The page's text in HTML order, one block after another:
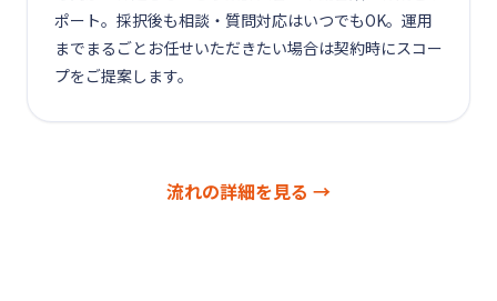
ポート。採択後も相談・質問対応はいつでもOK。運用
までまるごとお任せいただきたい場合は契約時にスコー
プをご提案します。
流れの詳細を見る →